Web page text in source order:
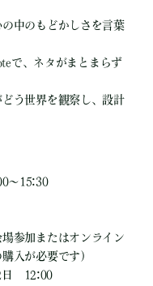
中のもどかしさを言葉
で、ネタがまとまらず
う世界を観察し、設計
～15:30
参加またはオンライン
入が必要です）
日 12:00